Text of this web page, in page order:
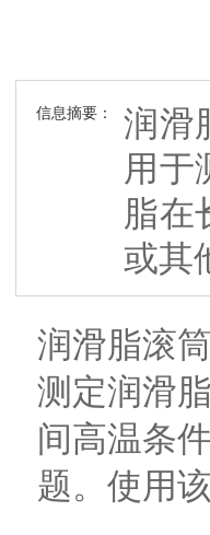
信息摘要：
润滑
用于
脂在
或其
润滑脂滚
测定润滑
间高温条
题。使用